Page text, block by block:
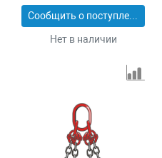
Сообщить о поступлении
Нет в наличии